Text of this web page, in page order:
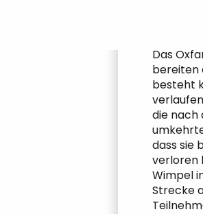
Das
bereiten
besteht
die nach
dass sie
verloren
Wimpel
Strecke